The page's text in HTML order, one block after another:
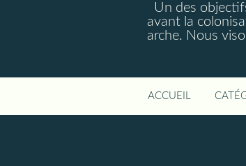
Un des
avant la
arche. Nous
ACCUEIL